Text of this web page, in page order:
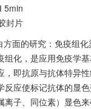
5min
封片
方面的研究：免疫组
组化，是应用免疫学
，即抗原与抗体特异
反应使标记抗体的显
离子、同位素）显色